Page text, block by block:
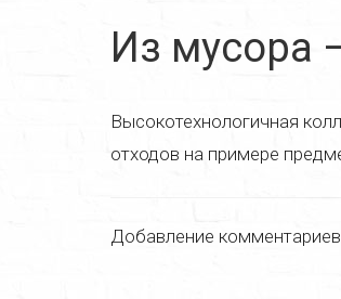
Из мусора
Высокотехнологичная
отходов на примере
Добавление